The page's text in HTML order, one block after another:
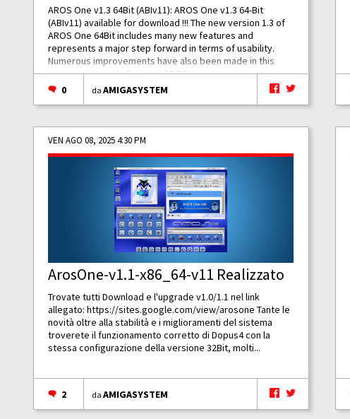
AROS One v1.3 64Bit (ABIv11): AROS One v1.3 64-Bit
(ABIv11) available for download !!! The new version 1.3 of
AROS One 64Bit includes many new features and
represents a major step forward in terms of usability.
Numerous improvements have also been made in this
new version, including new AROS...
0
daAMIGASYSTEM
VEN AGO 08, 2025 4:30 PM
ArosOne-v1.1-x86_64-v11 Realizzato
Trovate tutti Download e l'upgrade v1.0/1.1 nel link
allegato:https://sites.google.com/view/arosone Tante le
novità oltre alla stabilità e i miglioramenti del sistema
troverete il funzionamento corretto di Dopus4 con la
stessa configurazione della versione 32Bit, molti...
2 daAMIGASYSTEM